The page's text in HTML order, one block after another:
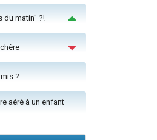
du matin" ?!
?
aéré à un enfant